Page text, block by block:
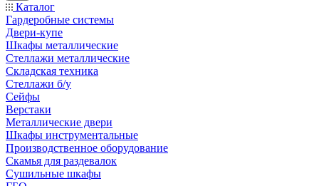
Каталог
Гардеробные системы
Двери-купе
Шкафы металлические
Стеллажи металлические
Складская техника
Стеллажи б/у
Сейфы
Верстаки
Металлические двери
Шкафы инструментальные
Производственное оборудование
Скамья для раздевалок
Сушильные шкафы